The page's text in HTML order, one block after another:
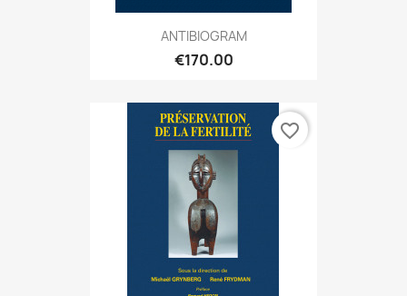
ANTIBIOGRAM
€170.00
favorite_border